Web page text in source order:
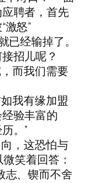
聘者，首先
怒”
已经输掉了。
招儿呢？
而我们需要
我有缘加盟
验丰富的
。”
，这恐怕与
笑着回答：
志、锲而不舍